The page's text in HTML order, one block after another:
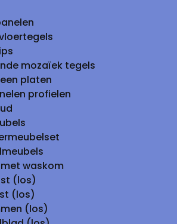
mozaïek tegels
platen
profielen
waskom
(los)
(los)
(los)